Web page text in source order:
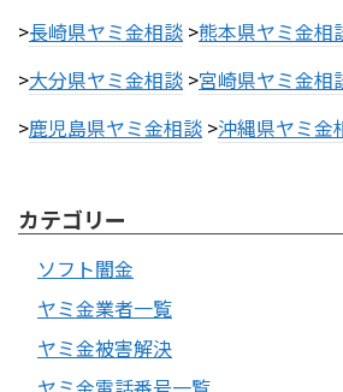
>長崎県ヤミ金相談 >熊本県ヤミ金相
>大分県ヤミ金相談 >宮崎県ヤミ金相
>鹿児島県ヤミ金相談 >沖縄県ヤミ金
カテゴリー
ソフト闇金
ヤミ金業者一覧
ヤミ金被害解決